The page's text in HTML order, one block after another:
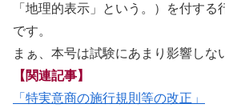
「地理的表示」という。）を付する
です。
まぁ、本号は試験にあまり影響しな
【関連記事】
「特実意商の施行規則等の改正」